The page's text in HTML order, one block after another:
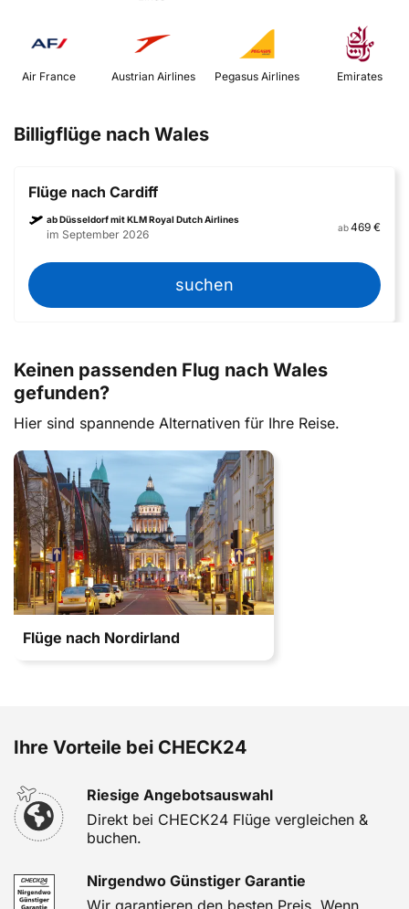
Air France Austrian Airlines Emirates
Billigflüge nach Wales
Flüge nach Cardiff
ab Düsseldorf mit KLM Royal Dutch Airlines
im September 2026
ab469 €
suchen
Keinen passenden Flug nach Wales
gefunden?
Hier sind spannende Alternativen für Ihre Reise.
Flüge nach Nordirland
Ihre Vorteile bei CHECK24
Riesige Angebotsauswahl
Direkt bei CHECK24 Flüge vergleichen &
buchen.
Nirgendwo Günstiger Garantie
Wir garantieren den besten Preis. Wenn